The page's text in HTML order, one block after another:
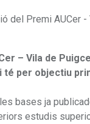
– Vila de
té per objectiu
bases ja
estudis